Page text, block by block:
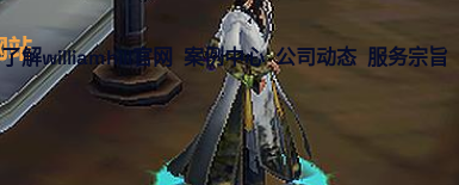
了解williamhill官网 案例中心 公司动态 服务宗旨